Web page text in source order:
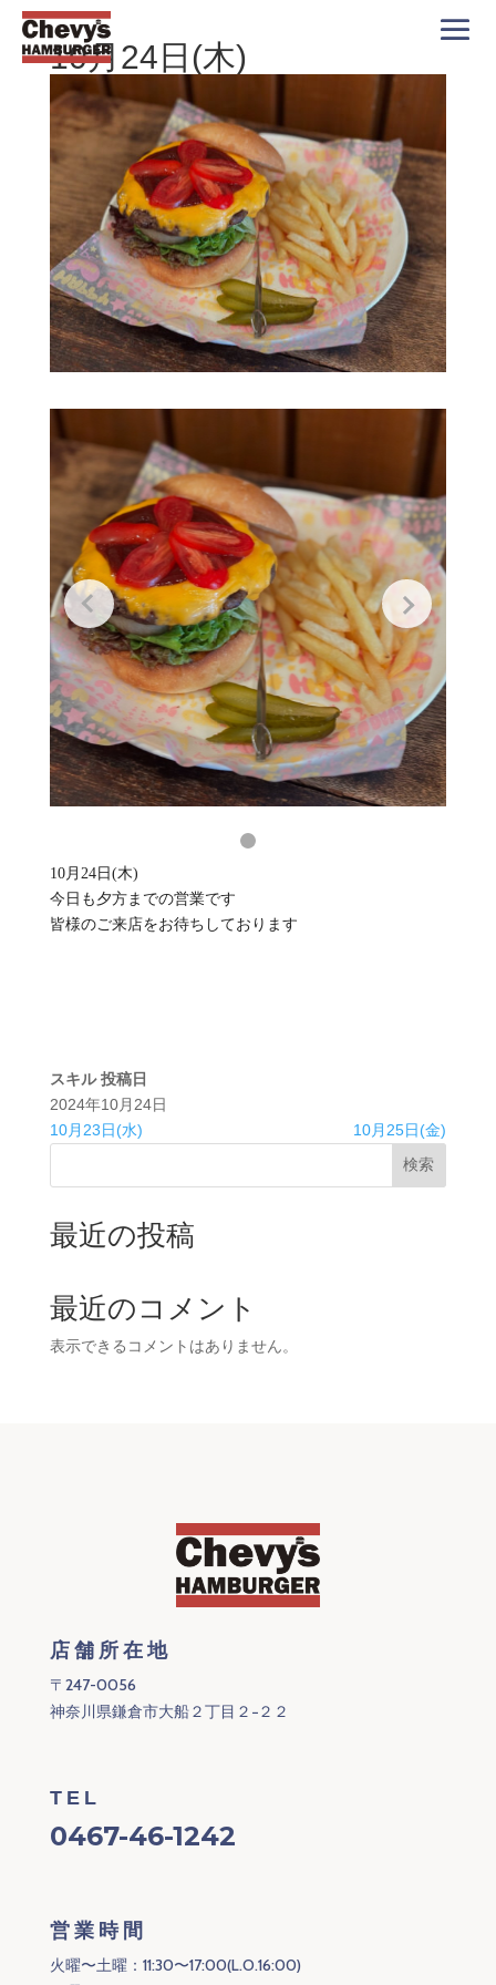
10月24日(木)
10月24日(木)
今日も夕方までの営業です
皆様のご来店をお待ちしております
スキル 投稿日
2024年10月24日
10月23日(水)
10月25日(金)
検索
最近の投稿
最近のコメント
表示できるコメントはありません。
店舗所在地
〒247-0056
神奈川県鎌倉市大船２丁目２−２２
TEL
0467-46-1242
営業時間
火曜〜土曜：11:30〜17:00(L.O.16:00)